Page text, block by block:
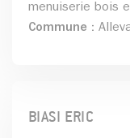
menuiserie bois
Commune :
BIASI ERIC